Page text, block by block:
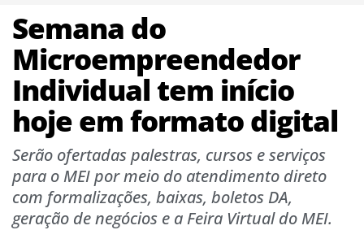
Semana do
Microempreendedor
Individual tem início
hoje em formato digital
Serão ofertadas palestras, cursos e serviços
para o MEI por meio do atendimento direto
com formalizações, baixas, boletos DA,
geração de negócios e a Feira Virtual do MEI.